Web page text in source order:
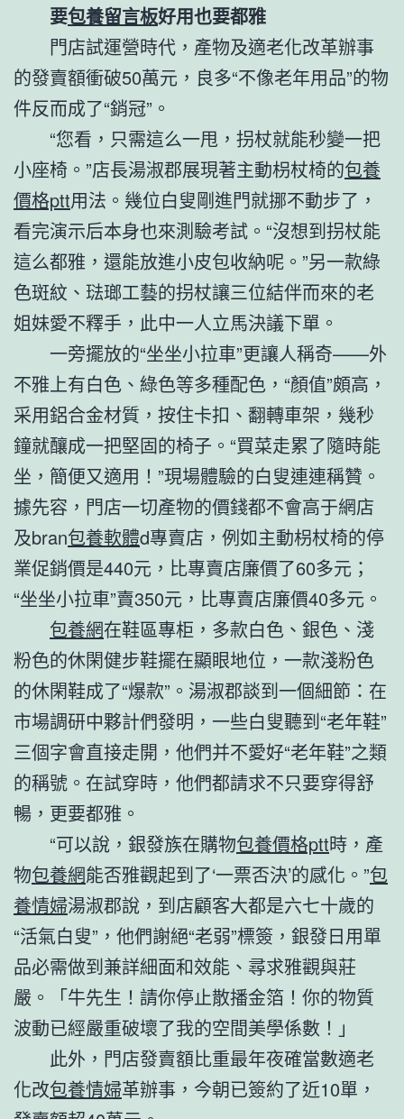
要包養留言板好用也要都雅
門店試運營時代，產物及適老化改革辦事
的發賣額衝破50萬元，良多“不像老年用品”的物
件反而成了“銷冠”。
“您看，只需這么一甩，拐杖就能秒變一把
小座椅。”店長湯淑郡展現著主動枴杖椅的包養
價格ptt用法。幾位白叟剛進門就挪不動步了，
看完演示后本身也來測驗考試。“沒想到拐杖能
這么都雅，還能放進小皮包收納呢。”另一款綠
色斑紋、琺瑯工藝的拐杖讓三位結伴而來的老
姐妹愛不釋手，此中一人立馬決議下單。
一旁擺放的“坐坐小拉車”更讓人稱奇——外
不雅上有白色、綠色等多種配色，“顏值”頗高，
采用鋁合金材質，按住卡扣、翻轉車架，幾秒
鐘就釀成一把堅固的椅子。“買菜走累了隨時能
坐，簡便又適用！”現場體驗的白叟連連稱贊。
據先容，門店一切產物的價錢都不會高于網店
及bran包養軟體d專賣店，例如主動枴杖椅的停
業促銷價是440元，比專賣店廉價了60多元；
“坐坐小拉車”賣350元，比專賣店廉價40多元。
包養網在鞋區專柜，多款白色、銀色、淺
粉色的休閑健步鞋擺在顯眼地位，一款淺粉色
的休閑鞋成了“爆款”。湯淑郡談到一個細節：在
市場調研中夥計們發明，一些白叟聽到“老年鞋”
三個字會直接走開，他們并不愛好“老年鞋”之類
的稱號。在試穿時，他們都請求不只要穿得舒
暢，更要都雅。
“可以說，銀發族在購物包養價格ptt時，產
物包養網能否雅觀起到了‘一票否決’的感化。”包
養情婦湯淑郡說，到店顧客大都是六七十歲的
“活氣白叟”，他們謝絕“老弱”標簽，銀發日用單
品必需做到兼詳細面和效能、尋求雅觀與莊
嚴。「牛先生！請你停止散播金箔！你的物質
波動已經嚴重破壞了我的空間美學係數！」
此外，門店發賣額比重最年夜確當數適老
化改包養情婦革辦事，今朝已簽約了近10單，